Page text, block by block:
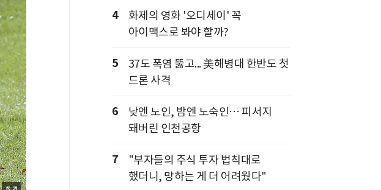
4
화제의 영화 '오디세이' 꼭
아이맥스로 봐야 할까?
5
37도 폭염 뚫고... 美해병대 한반도 첫
드론 사격
6
낮엔 노인, 밤엔 노숙인… 피서지
돼버린 인천공항
7
"부자들의 주식 투자 법칙대로
했더니, 망하는 게 더 어려웠다"